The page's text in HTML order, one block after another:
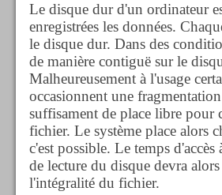
Le disque dur d'un ordinateur
enregistrées les données.
le disque dur. Dans des
de manière contiguë sur le
Malheureusement à l'usage
occasionnent une
suffisament de place libre pour
fichier. Le système place alors
c'est possible. Le temps
de lecture du disque devra
l'intégralité du fichier.